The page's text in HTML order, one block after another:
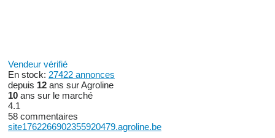
Vendeur vérifié
En stock: 27422 annonces
depuis 12 ans sur Agroline
10 ans sur le marché
4.1
58 commentaires
site1762266902355920479.agroline.be